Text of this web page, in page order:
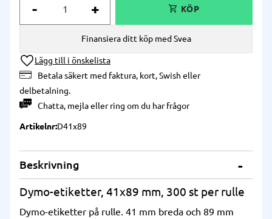
+
-
Lägg till i önskelista
Betala säkert med faktura, kort, Swish eller
delbetalning.
Chatta, mejlaellerring om du har frågor
Finansiera ditt köp med Svea
Artikelnr D41x89
Beskrivning
Dymo-etiketter, 41x89 mm, 300 st per rulle
Dymo-etiketter på rulle. 41 mm breda och 89 mm